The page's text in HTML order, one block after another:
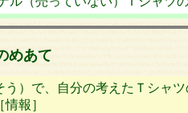
めあて
う）で、自分の考えたＴシャ
報］